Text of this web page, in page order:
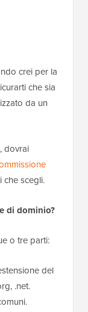
crei per la
che sia
da un
dovrai
scegli.
di dominio?
o tre parti:
del
.net.